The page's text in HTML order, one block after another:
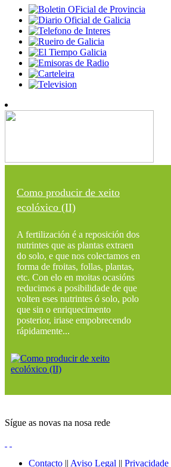
Como producir de xeito
ecolóxico (II)
A fertilización é a reposición dos
nutrintes que as plantas extraen
do solo, e que nos colectamos en
forma de froitas, follas, plantas,
etc. Con elo en moitas ocasións
reducimos a posibilidade de que
volten eses nutrintes ó solo, polo
que sin o enriquecimento
posterior, iriase empobrecendo
rápidamente...
Sígue as novas na nosa rede
Contacto || Aviso Legal || Privacidade